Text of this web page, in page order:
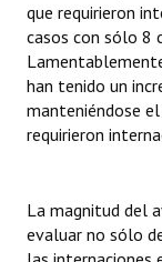
REFORMA DE LA
que requirieron
casos con sólo 8
han tenido un
manteniéndose
requirieron
La magnitud del
evaluar no sólo